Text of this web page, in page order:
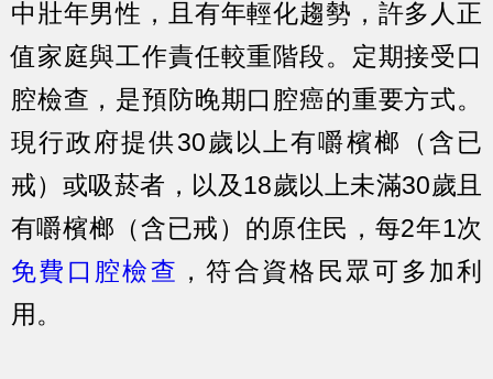
中壯年男性，且有年輕化趨勢，許多人正
值家庭與工作責任較重階段。定期接受口
腔檢查，是預防晚期口腔癌的重要方式。
現行政府提供30歲以上有嚼檳榔（含已
戒）或吸菸者，以及18歲以上未滿30歲且
有嚼檳榔（含已戒）的原住民，每2年1次
免費口腔檢查 ，符合資格民眾可多加利
用。